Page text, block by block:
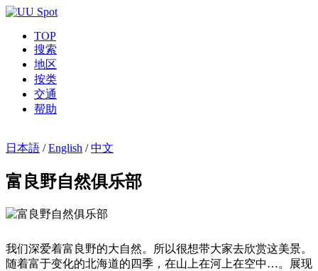
TOP
搜索
地区
按类
交通
帮助
日本語 /English /中文
富良野自然俱乐部
我们深爱着富良野的大自然。所以很想带大家去欣赏这美景。
随着富于变化的北海道的四季，在山上在河上在空中…。展现